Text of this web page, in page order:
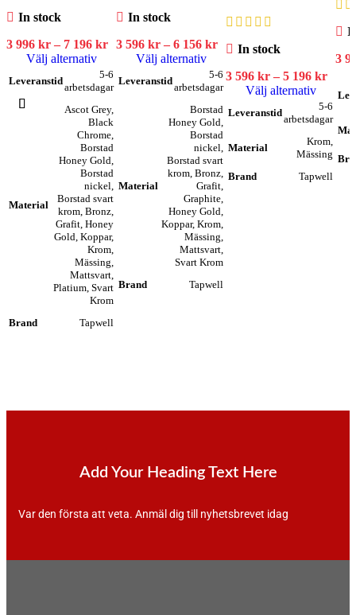
In stock
3 996 kr – 7 196 kr
Välj alternativ
Leveranstid
5-6
arbetsdagar
Material
Ascot Grey,
Black
Chrome,
Borstad
Honey Gold,
Borstad
nickel,
Borstad svart
krom, Bronz,
Grafit, Honey
Gold, Koppar,
Krom,
Mässing,
Mattsvart,
Platium, Svart
Krom
Brand
Tapwell
In stock
3 596 kr – 6 156 kr
Välj alternativ
Leveranstid
5-6
arbetsdagar
Material
Borstad
Honey Gold,
Borstad
nickel,
Borstad svart
krom, Bronz,
Grafit,
Graphite,
Honey Gold,
Koppar, Krom,
Mässing,
Mattsvart,
Svart Krom
Brand
Tapwell
In stock
3 596 kr – 5 196 kr
Välj alternativ
Leveranstid
5-6
arbetsdagar
Material
Krom,
Mässing
Brand
Tapwell
3
Add Your Heading Text Here
Var den första att veta. Anmäl dig till nyhetsbrevet idag